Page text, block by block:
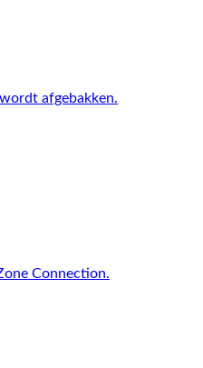
afgebakken.
Connection.